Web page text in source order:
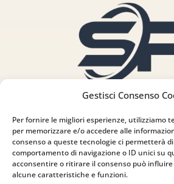
Gestisci Consenso
Per fornire le migliori esperienze, utilizziamo
per memorizzare e/o accedere alle
consenso a queste tecnologie ci permetterà
comportamento di navigazione o ID unici su
acconsentire o ritirare il consenso può
alcune caratteristiche e funzioni.